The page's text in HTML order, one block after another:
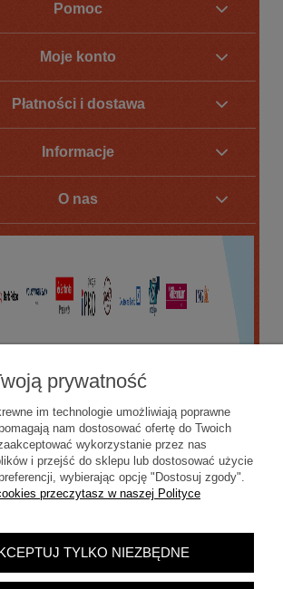
Pomoc
Moje konto
Płatności i dostawa
Informacje
O nas
PEŁNĄ WERSJĘ STRONY
Sklep internetowy Shoper.pl
prywatność
im technologie umożliwiają poprawne
nam dostosować ofertę do Twoich
wykorzystanie przez nas
i przejść do sklepu lub dostosować użycie
wybierając opcję "Dostosuj zgody".
przeczytasz w naszej Polityce
TYLKO NIEZBĘDNE